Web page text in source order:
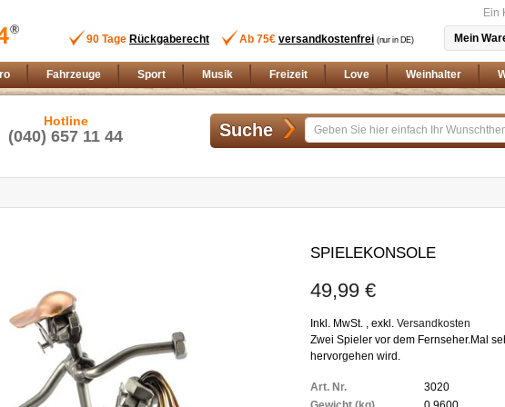
90 Tage Rückgaberecht Ab 75€ versandkostenfrei (nur in DE)
Ein
Mein
Fahrzeuge Sport Musik Freizeit Love Weinhalter
Hotline
(040) 657 11 44 Suche
SPIELEKONSOLE
49,99 €
Inkl. MwSt. , exkl. Versandkosten
Zwei Spieler vor dem Fernseher.Mal
hervorgehen wird.
Weitere
Informationen
Art. Nr.
3020
springen